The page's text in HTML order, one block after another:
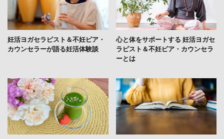
妊活ヨガセラピスト＆不妊ピア・
カウンセラーが語る妊活体験談
心と体をサポートする 妊活ヨガセ
ラピスト＆不妊ピア・カウンセラ
ーとは